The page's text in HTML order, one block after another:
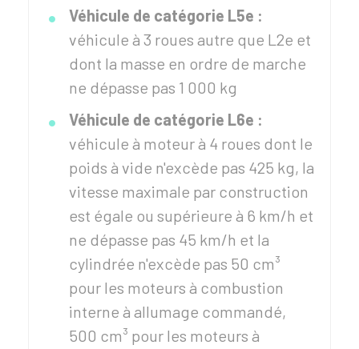
Véhicule de catégorie L5e :
véhicule à 3 roues autre que L2e et
dont la masse en ordre de marche
ne dépasse pas 1 000 kg
Véhicule de catégorie L6e :
véhicule à moteur à 4 roues dont le
poids à vide n'excède pas 425 kg, la
vitesse maximale par construction
est égale ou supérieure à 6 km/h et
ne dépasse pas 45 km/h et la
cylindrée n'excède pas 50 cm³
pour les moteurs à combustion
interne à allumage commandé,
500 cm³ pour les moteurs à